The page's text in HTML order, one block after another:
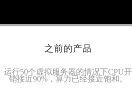
之前的产品
运行50个虚拟服务器的情况下CPU开
销接近90%，算力已经接近饱和。